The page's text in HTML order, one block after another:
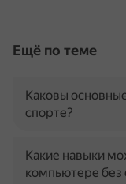
Ещё по теме
Каковы
спорте?
Какие навыки
компьютере без